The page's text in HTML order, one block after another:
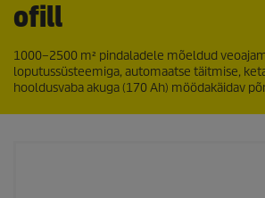
ofill
1000–2500 m² pindaladele mõeldud
loputussüsteemiga, automaatse täitmise,
hooldusvaba akuga (170 Ah) möödakäidav